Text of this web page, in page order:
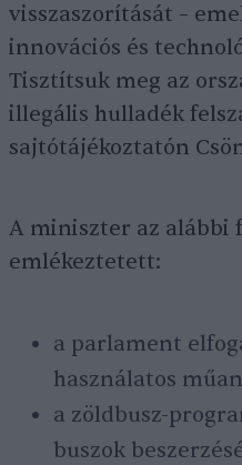
visszaszorítását –
innovációs és
Tisztítsuk meg az
illegális hulladék
sajtótájékoztatón
A miniszter az alábbi
emlékeztetett:
a parlament
használatos
a zöldbusz-
buszok